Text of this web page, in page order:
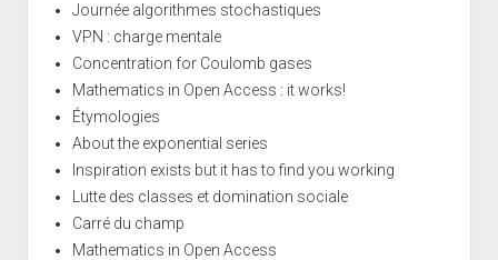
Journée algorithmes stochastiques
VPN : charge mentale
Concentration for Coulomb gases
Mathematics in Open Access : it works!
Étymologies
About the exponential series
Inspiration exists but it has to find you working
Lutte des classes et domination sociale
Carré du champ
Mathematics in Open Access